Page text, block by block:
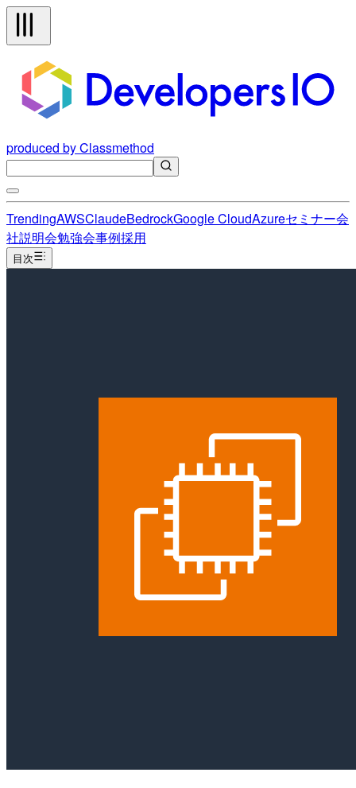
produced by Classmethod
TrendingAWSClaudeBedrockGoogle CloudAzureセミナー会
社説明会勉強会事例採用
目次